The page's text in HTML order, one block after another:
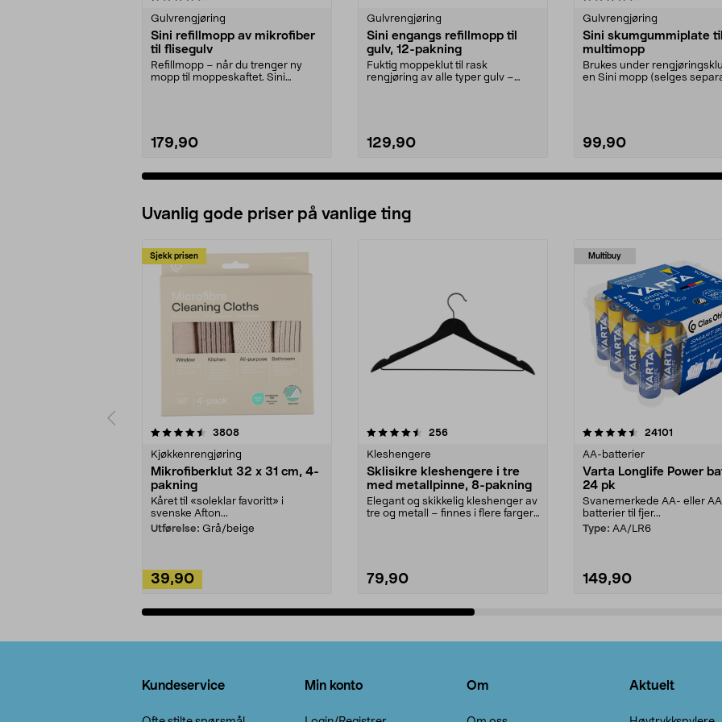
Gulvrengjøring
Sini refillmopp av mikrofiber
til flisegulv
Refillmopp – når du trenger ny
mopp til moppeskaftet. Sini
179,90
Gulvrengjøring
Sini engangs refillmopp til
gulv, 12-pakning
Fuktig moppeklut til rask
rengjøring av alle typer gulv –
129,90
Gulvrengjøring
Sini skumgummiplate
multimopp
Brukes under
en Sini mopp (selges
99,90
Uvanlig gode priser på vanlige ting
Sjekk prisen
3808anmeldelser
Kjøkkenrengjøring
Mikrofiberklut 32 x 31 cm, 4-
pakning
Kåret til «soleklar favoritt» i
svenske Afton...
Utførelse: Grå/beige
39,90
4.5av 5 stjerner 256anmeldelser
Kleshengere
Sklisikre kleshengere i tre
med metallpinne, 8-pakning
Elegant og skikkelig kleshenger av
tre og metall – finnes i flere farger.
79,90
Multibuy
4.5av 5 stjerner 24101
AA-batterier
Varta Longlife Power
24 pk
Svanemerkede AA- eller
batterier til fjer...
Type: AA/LR6
149,90
4.5av 5 stjerner
Kundeservice Min konto Om Aktuelt